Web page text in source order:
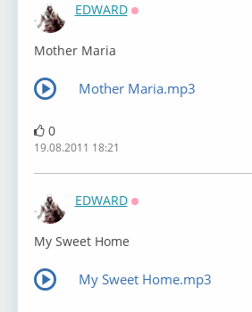
EDWARD
Mother Maria
Mother Maria.mp3
0
19.08.2011 18:21
EDWARD
My Sweet Home
My Sweet Home.mp3